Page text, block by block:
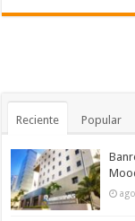
Reciente Popular